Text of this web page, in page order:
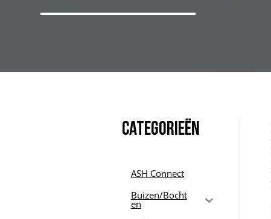
Categorieën
ASH Connect
Buizen/Bocht
en